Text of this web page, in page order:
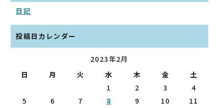
日記
投稿日カレンダー
2023年2月
日
月 火 水 木 金 土
1 2 3
4
5
6 7 8 9 10
11